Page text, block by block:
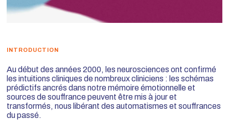
INTRODUCTION
Au début des années 2000, les neurosciences ont confirmé
les intuitions cliniques de nombreux cliniciens : les schémas
prédictifs ancrés dans notre mémoire émotionnelle et
sources de souffrance peuvent être mis à jour et
transformés, nous libérant des automatismes et souffrances
du passé.